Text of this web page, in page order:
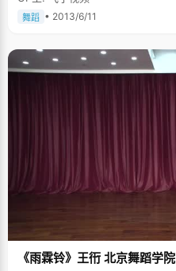
舞蹈 • 2013/6/11
《雨霖铃》王衎 北京舞蹈学院